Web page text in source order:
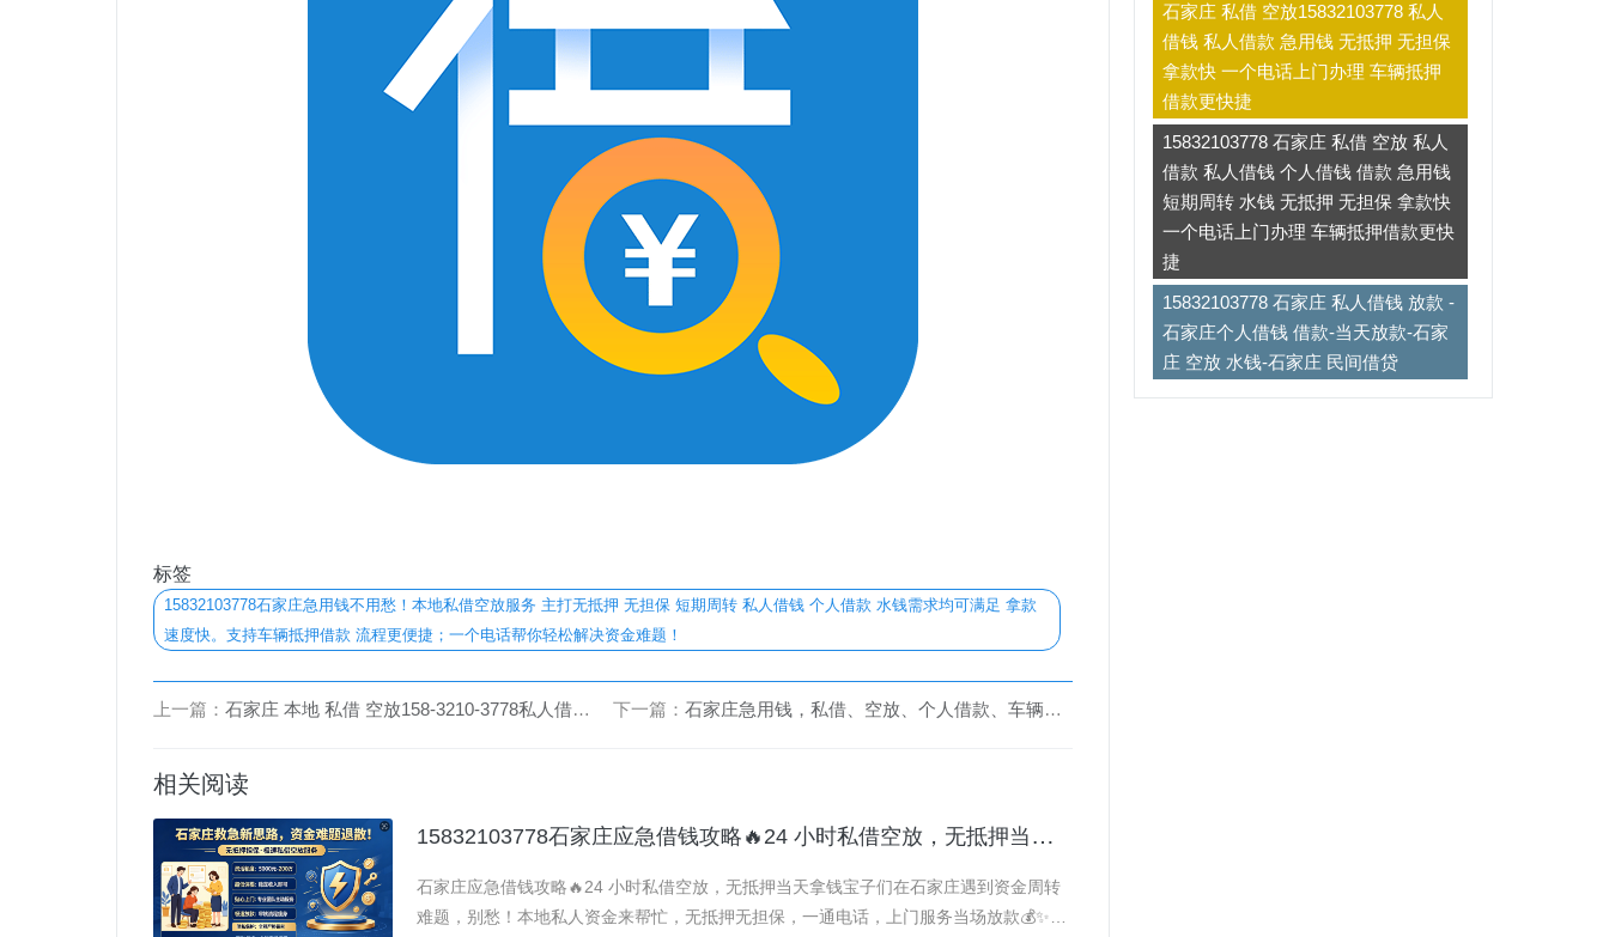
标签
15832103778石家庄急用钱不用愁！本地私借空放服务 主打无抵押 无担保 短期周转 私人借钱 个人借款 水钱需求均可满足 拿款
速度快。支持车辆抵押借款 流程更便捷；一个电话帮你轻松解决资金难题！
上一篇： 石家庄 本地 私借 空放158-3210-3778私人借钱 借款 短期周转 个人借款 借钱 无抵押无担保车辆抵押拿钱快！ 下一篇： 石家庄急用钱，私借、空放、个人借款、车辆抵押，就找我们！量身定制方案，省心又安心！15832103778
相关阅读
15832103778石家庄应急借钱攻略🔥24 小时私借空放，无抵押当天拿钱 石家庄 私借 空放借款 急用钱 当天放款
石家庄应急借钱攻略🔥24 小时私借空放，无抵押当天拿钱宝子们在石家庄遇到资金周转
难题，别愁！本地私人资金来帮忙，无抵押无担保，一通电话，上门服务当场放款💰✨核
石家庄 私借 空放15832103778 私人
借钱 私人借款 急用钱 无抵押 无担保
拿款快 一个电话上门办理 车辆抵押
借款更快捷
15832103778 石家庄 私借 空放 私人
借款 私人借钱 个人借钱 借款 急用钱
短期周转 水钱 无抵押 无担保 拿款快
一个电话上门办理 车辆抵押借款更快
捷
15832103778 石家庄 私人借钱 放款 -
石家庄个人借钱 借款-当天放款-石家
庄 空放 水钱-石家庄 民间借贷